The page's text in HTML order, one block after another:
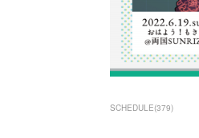
SCHEDULE(379)